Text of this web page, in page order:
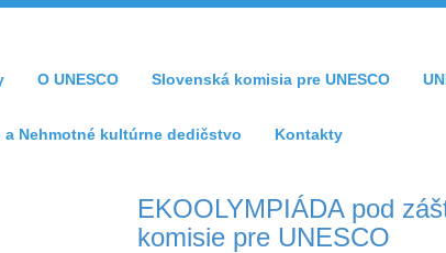
O UNESCO Slovenská komisia pre UNESCO
Nehmotné kultúrne dedičstvo Kontakty
EKOOLYMPIÁDA pod
komisie pre UNESCO